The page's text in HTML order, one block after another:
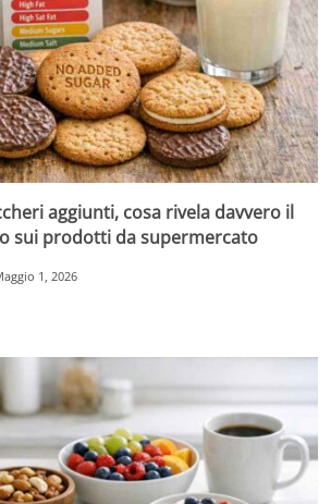
aggiunti, cosa rivela davvero il
sui prodotti da supermercato
1, 2026